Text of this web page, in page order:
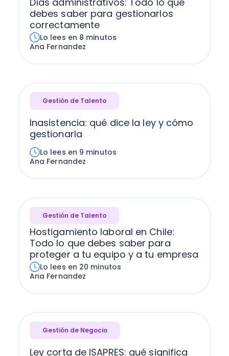
debes saber para gestionarlos
correctamente
Lo lees en 8 minutos
Ana Fernandez
Gestión de Talento
Inasistencia: qué dice la ley y cómo
gestionarla
Lo lees en 9 minutos
Ana Fernandez
Gestión de Talento
Hostigamiento laboral en Chile:
Todo lo que debes saber para
proteger a tu equipo y a tu empresa
Lo lees en 20 minutos
Ana Fernandez
Gestión de Negocio
Ley corta de ISAPRES: qué significa